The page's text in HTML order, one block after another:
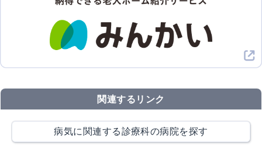
関連するリンク
病気に関連する診療科の病院を探す